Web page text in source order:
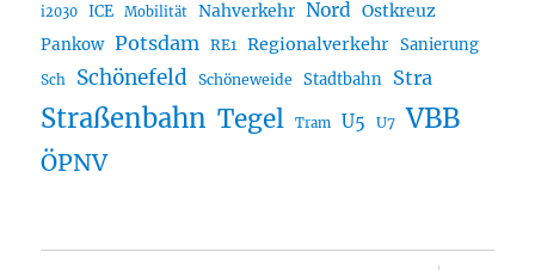
i2030 ICE Mobilität Nahverkehr Nord Ostkreuz
Pankow Potsdam RE1 Regionalverkehr Sanierung
Sch Schönefeld Schöneweide Stadtbahn Stra
Straßenbahn Tegel Tram U5 U7 VBB
ÖPNV